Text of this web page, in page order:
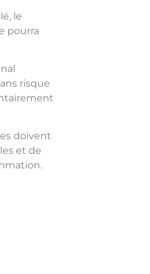
le
pourra
risque
doivent
et de